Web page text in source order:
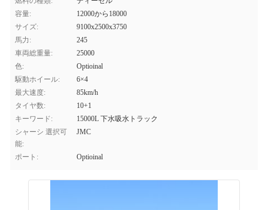
容量:
12000から18000
サイズ:
9100x2500x3750
馬力:
245
車両総重量:
25000
色:
Optioinal
駆動ホイール:
6×4
最大速度:
85km/h
タイヤ数:
10+1
キーワード:
15000L 下水吸水トラック
シャーシ 選択可
能:
JMC
ポート: Optioinal